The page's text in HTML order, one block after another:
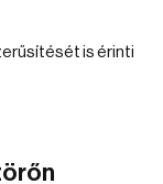
is érinti